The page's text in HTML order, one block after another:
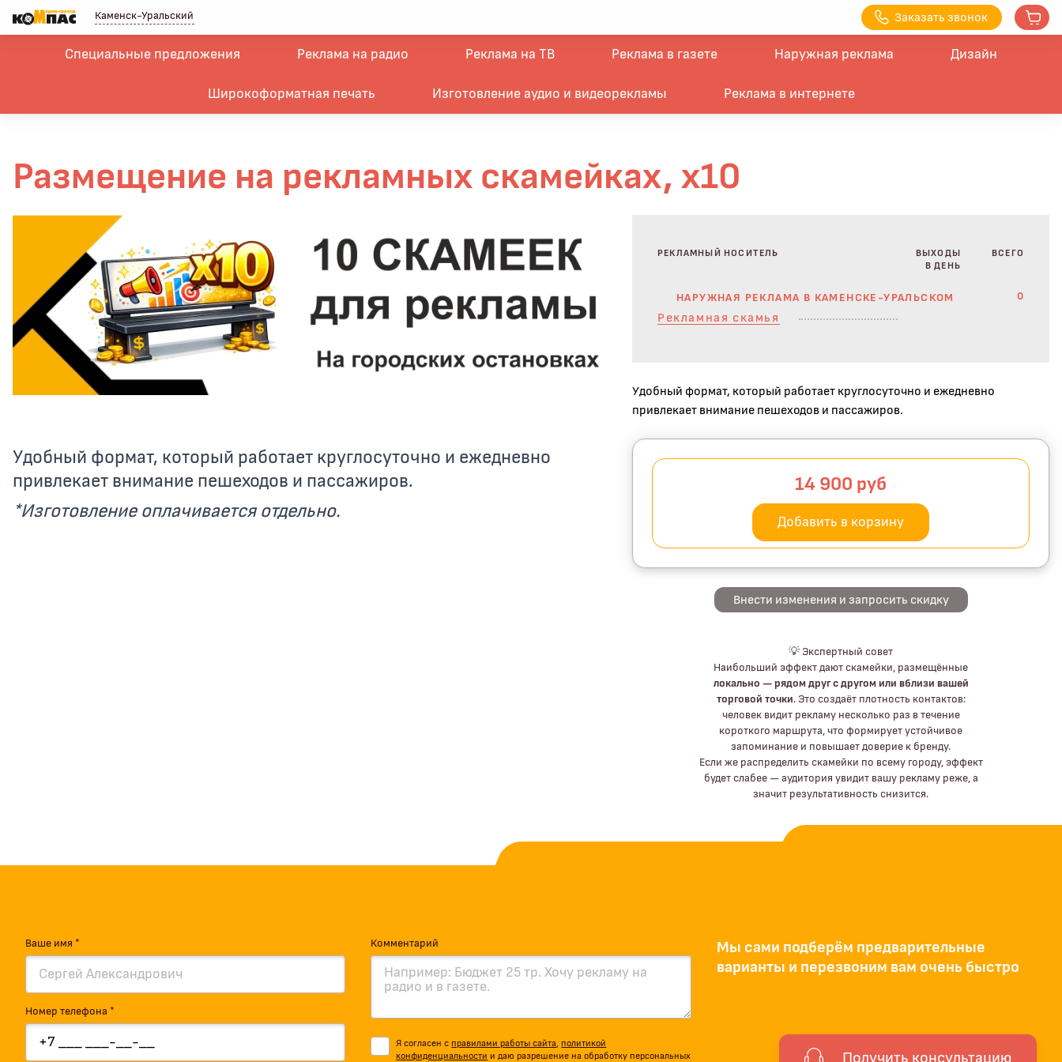
Каменск-Уральский Заказать звонок
Специальные предложения Реклама на радио Реклама на ТВ Реклама в газете Наружная реклама Дизайн
Широкоформатная печать Изготовление аудио и видеорекламы Реклама в интернете
Размещение на рекламных скамейках, х10
Удобный формат, который работает круглосуточно и ежедневно
привлекает внимание пешеходов и пассажиров.
*Изготовление оплачивается отдельно.
РЕКЛАМНЫЙ НОСИТЕЛЬ
ВЫХОДЫ
В ДЕНЬ
ВСЕГО
НАРУЖНАЯ РЕКЛАМА В КАМЕНСКЕ-УРАЛЬСКОМ 0
Рекламная скамья
Удобный формат, который работает круглосуточно и ежедневно
привлекает внимание пешеходов и пассажиров.
14 900 руб
Добавить в корзину
Внести изменения и запросить скидку
💡 Экспертный совет
Наибольший эффект дают скамейки, размещённые
локально — рядом друг с другом или вблизи вашей
торговой точки. Это создаёт плотность контактов:
человек видит рекламу несколько раз в течение
короткого маршрута, что формирует устойчивое
запоминание и повышает доверие к бренду.
Если же распределить скамейки по всему городу, эффект
будет слабее — аудитория увидит вашу рекламу реже, а
значит результативность снизится.
Ваше имя *
Номер телефона *
Комментарий
Я согласен с правилами работы сайта
политикой
конфиденциальности и даю разрешение на обработку персональных
Мы сами подберём предварительные
варианты и перезвоним вам очень быстро
Получить консультацию